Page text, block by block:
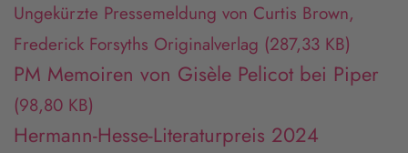
Ungekürzte Pressemeldung von Curtis Brown,
Frederick Forsyths Originalverlag (287,33 KB)
PM Memoiren von Gisèle Pelicot bei Piper
(98,80 KB)
Hermann-Hesse-Literaturpreis 2024